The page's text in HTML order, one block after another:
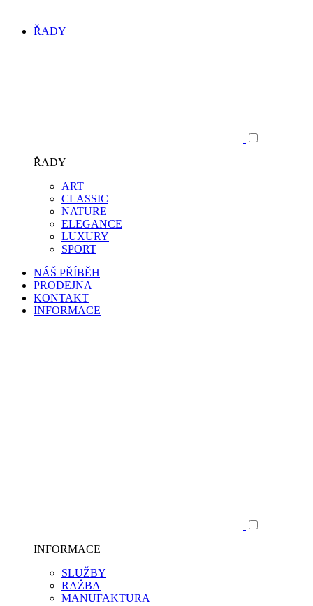
ŘADY
ŘADY
ART
CLASSIC
NATURE
ELEGANCE
LUXURY
SPORT
NÁŠ PŘÍBĚH
PRODEJNA
KONTAKT
INFORMACE
INFORMACE
SLUŽBY
RAŽBA
MANUFAKTURA